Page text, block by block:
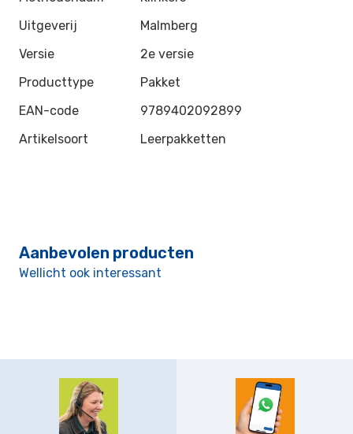
Uitgeverij
Malmberg
Versie
2e versie
Producttype
Pakket
EAN-code
9789402092899
Artikelsoort
Leerpakketten
Aanbevolen producten
Wellicht ook interessant